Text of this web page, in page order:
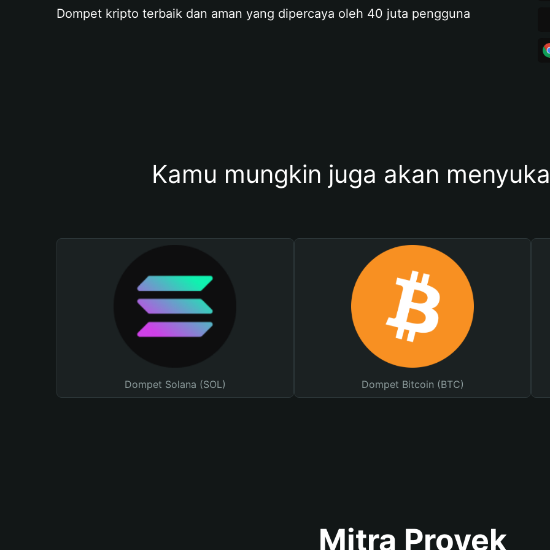
Dompet kripto terbaik dan aman yang dipercaya oleh 40 juta pengguna
Kamu mungkin juga akan
Dompet Solana (SOL) Dompet Bitcoin (BTC)
Mitra Proyek